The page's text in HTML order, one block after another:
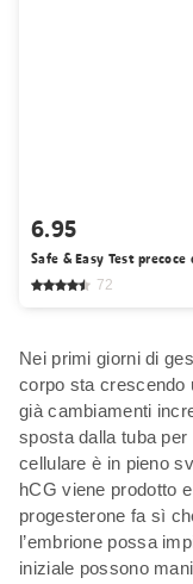
6.95
Safe & Easy Test precoce
72
Nei primi giorni di
corpo sta crescendo
già cambiamenti
sposta dalla tuba per
cellulare è in pieno
hCG viene prodotto
progesterone fa sì
l’embrione possa
iniziale possono